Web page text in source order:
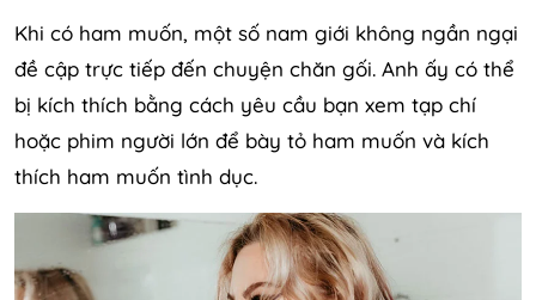
Khi có ham muốn, một số nam giới không ngần ngại
đề cập trực tiếp đến chuyện chăn gối. Anh ấy có thể
bị kích thích bằng cách yêu cầu bạn xem tạp chí
hoặc phim người lớn để bày tỏ ham muốn và kích
thích ham muốn tình dục.